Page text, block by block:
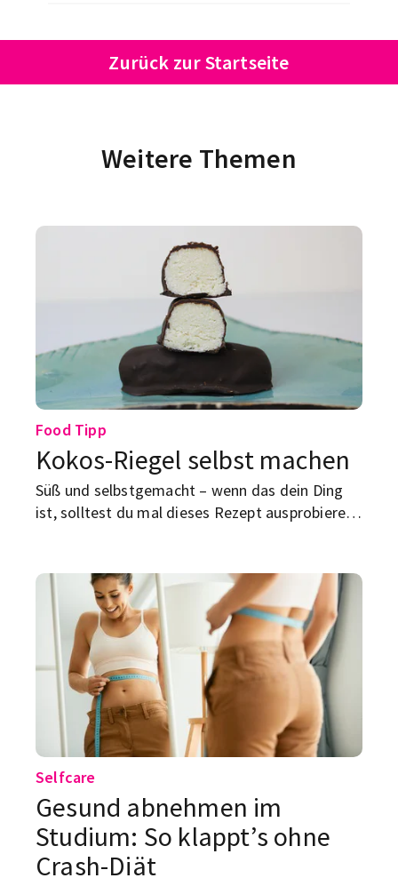
Zurück zur Startseite
Weitere Themen
Food Tipp
Kokos-Riegel selbst machen
Süß und selbstgemacht – wenn das dein Ding
ist, solltest du mal dieses Rezept ausprobieren:
Selfcare
Gesund abnehmen im
Studium: So klappt’s ohne
Crash-Diät